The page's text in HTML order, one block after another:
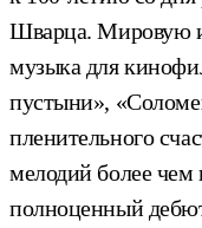
Шварца. Мировую
музыка для
пустыни»,
пленительного
мелодий более чем
полноценный